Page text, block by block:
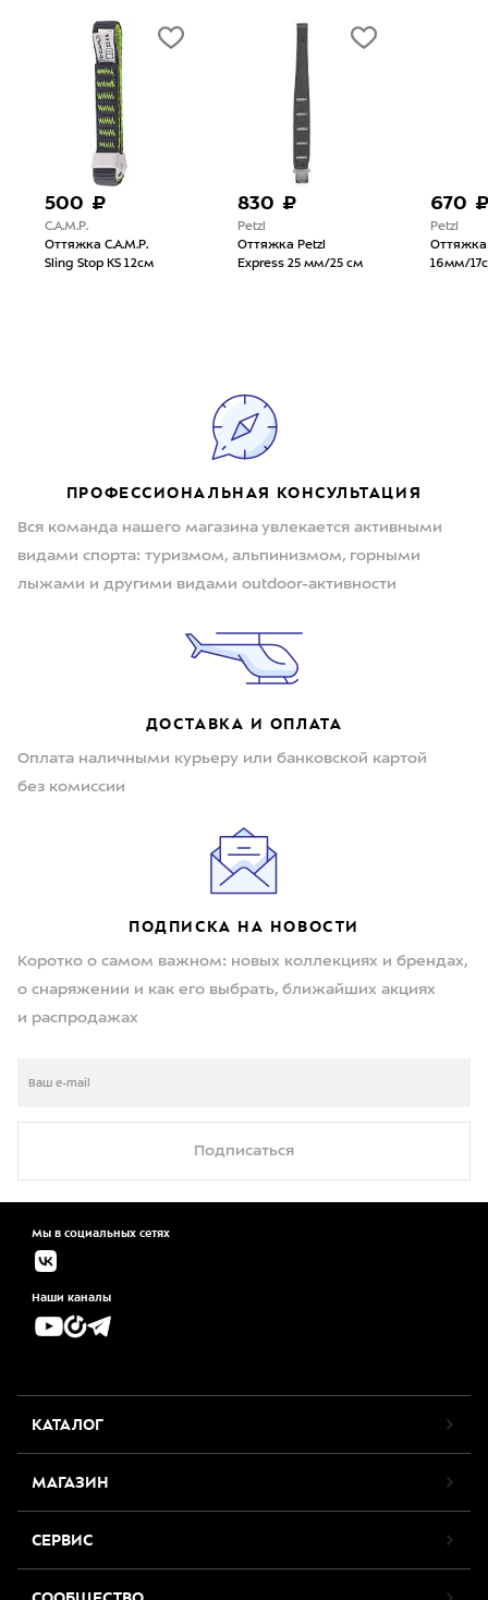
500 ₽
C.A.M.P.
Оттяжка C.A.M.P.
Sling Stop KS 12см
830 ₽
Petzl
Оттяжка Petzl
Express 25 мм/25 см
670
Petzl
Оттяжка
16мм/
ПРОФЕССИОНАЛЬНАЯ КОНСУЛЬТАЦИЯ
Вся команда нашего магазина увлекается активными
видами спорта: туризмом, альпинизмом, горными
лыжами и другими видами outdoor-активности
ДОСТАВКА И ОПЛАТА
Оплата наличными курьеру или банковской картой
без комиссии
ПОДПИСКА НА НОВОСТИ
Коротко о самом важном: новых коллекциях и брендах,
о снаряжении и как его выбрать, ближайших акциях
и распродажах
Подписаться
Мы в социальных сетях
Наши каналы
КАТАЛОГ
МАГАЗИН
СЕРВИС